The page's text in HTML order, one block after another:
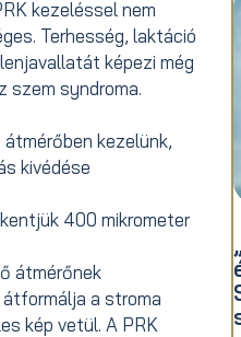
kezeléssel nem
Terhesség, laktáció
képezi még
szem syndroma.
kezelünk,
kivédése
400 mikrometer
átmérőnek
a stroma
kép vetül. A PRK